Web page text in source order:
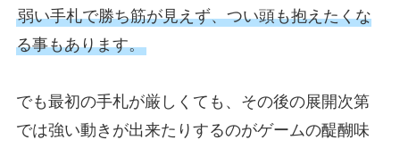
弱い手札で勝ち筋が見えず、つい頭も抱えたくな
る事もあります。
でも最初の手札が厳しくても、その後の展開次第
では強い動きが出来たりするのがゲームの醍醐味